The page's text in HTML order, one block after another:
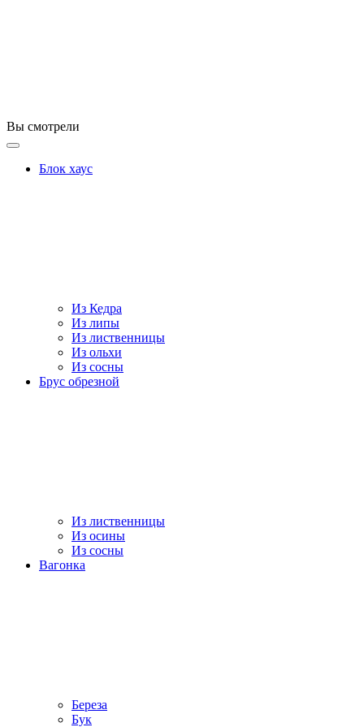
Вы смотрели
Блок хаус
Из Кедра
Из липы
Из лиственницы
Из ольхи
Из сосны
Брус обрезной
Из лиственницы
Из осины
Из сосны
Вагонка
Береза
Бук